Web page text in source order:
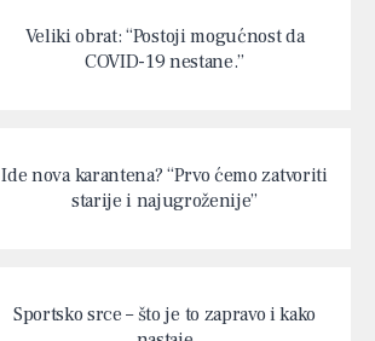
Veliki obrat: “Postoji mogućnost da
COVID-19 nestane.”
Ide nova karantena? “Prvo ćemo zatvoriti
starije i najugroženije”
Sportsko srce – što je to zapravo i kako